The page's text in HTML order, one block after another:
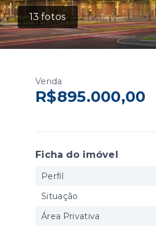
13fotos
Venda
R$895.000,00
Ficha do imóvel
Perfil
Situação
Área Privativa